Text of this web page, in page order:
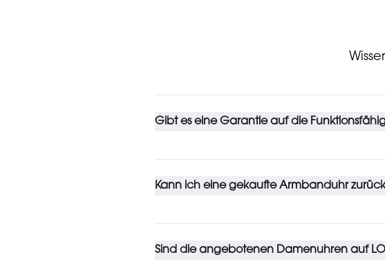
Gibt es eine Garantie auf die
Kann ich eine gekaufte Armbanduhr
Sind die angebotenen Damenuhren auf